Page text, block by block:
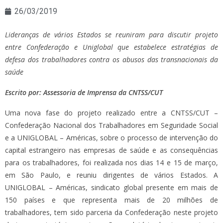
26/03/2019
Lideranças de vários Estados se reuniram para discutir projeto
entre Confederação e Uniglobal que estabelece estratégias de
defesa dos trabalhadores contra os abusos das transnacionais da
saúde
Escrito por: Assessoria de Imprensa da CNTSS/CUT
Uma nova fase do projeto realizado entre a CNTSS/CUT –
Confederação Nacional dos Trabalhadores em Seguridade Social
e a UNIGLOBAL – Américas, sobre o processo de intervenção do
capital estrangeiro nas empresas de saúde e as consequências
para os trabalhadores, foi realizada nos dias 14 e 15 de março,
em São Paulo, e reuniu dirigentes de vários Estados. A
UNIGLOBAL – Américas, sindicato global presente em mais de
150 países e que representa mais de 20 milhões de
trabalhadores, tem sido parceria da Confederação neste projeto